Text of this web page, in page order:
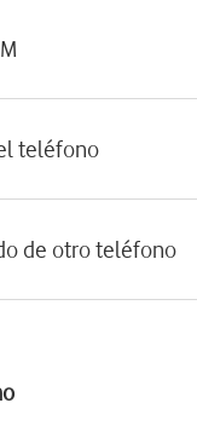
teléfono
de otro teléfono